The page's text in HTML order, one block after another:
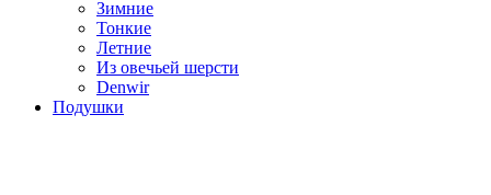
Зимние
Тонкие
Летние
Из овечьей шерсти
Denwir
Подушки